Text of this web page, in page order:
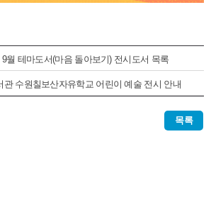
월 테마도서(마음 돌아보기) 전시도서 목록
관 수원칠보산자유학교 어린이 예술 전시 안내
목록